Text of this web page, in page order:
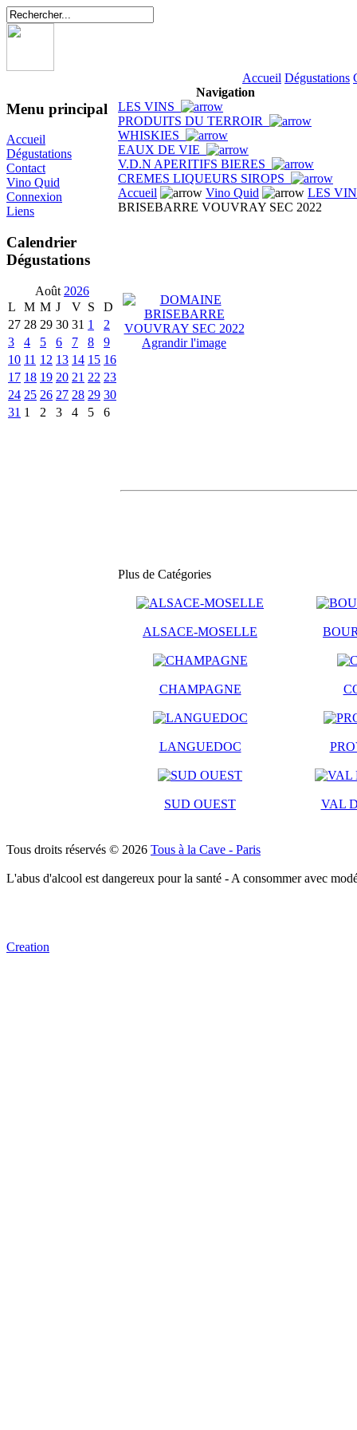
Accueil Dégustations
Menu principal
Accueil
Dégustations
Contact
Vino Quid
Connexion
Liens
Calendrier
Dégustations
Août 2026
L
M M J V S
D
27 28 29 30 31 1
2
3
4 5 6 7 8
9
10 11 12 13 14 15 16
17 18 19 20 21 22 23
24 25 26 27 28 29 30
31 1 2 3 4 5 6
Navigation
LES VINS
PRODUITS DU TERROIR
WHISKIES
EAUX DE VIE
V.D.N APERITIFS BIERES
CREMES LIQUEURS SIROPS
Accueil
Vino Quid
LES
BRISEBARRE VOUVRAY SEC 2022
Agrandir l'image
Plus de Catégories
ALSACE-MOSELLE
CHAMPAGNE
LANGUEDOC
SUD OUEST VAL
Tous droits réservés © 2026 Tous à la Cave - Paris
L'abus d'alcool est dangereux pour la santé - A consommer avec
Creation